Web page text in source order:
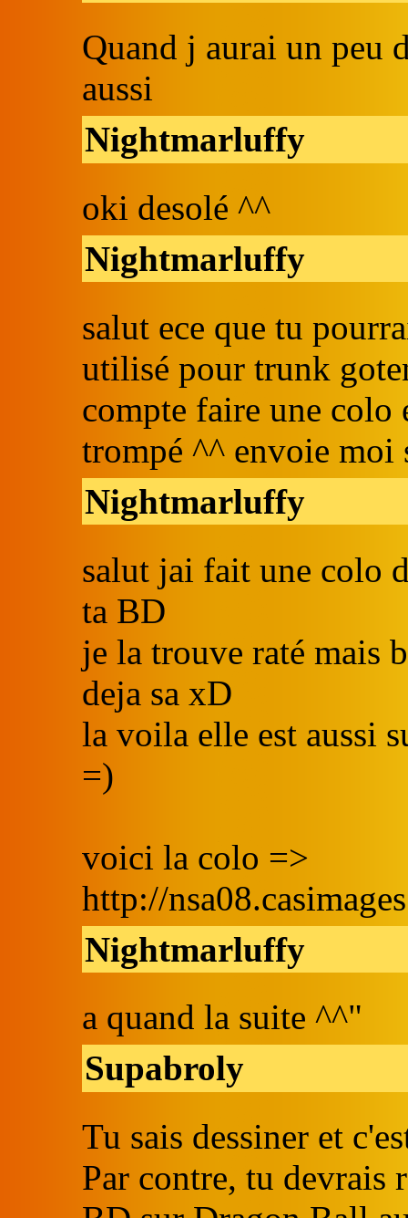
Quand j aurai un peu
aussi
Nightmarluffy
oki desolé ^^
Nightmarluffy
salut ece que tu
utilisé pour trunk
compte faire une colo
trompé ^^ envoie moi
Nightmarluffy
salut jai fait une colo
ta BD
je la trouve raté mais
deja sa xD
la voila elle est aussi
=)
voici la colo =>
http://
Nightmarluffy
a quand la suite ^^"
Supabroly
Tu sais dessiner et
Par contre, tu devrais